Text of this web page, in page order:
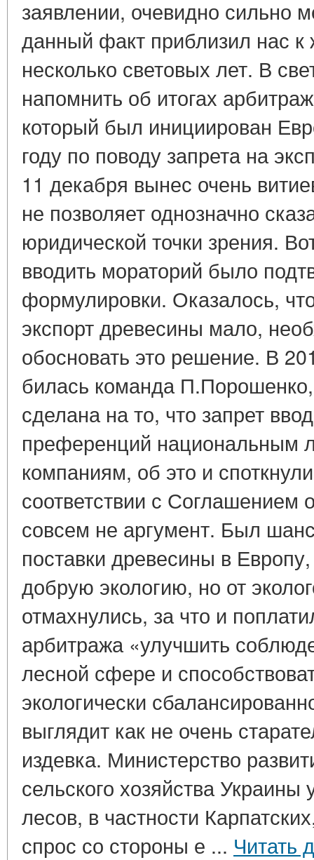
заявлении, очевидно
данный факт приблизил нас
несколько световых лет. В
напомнить об итогах
который был инициирован
году по поводу запрета на
11 декабря вынес очень
не позволяет однозначно
юридической точки зрения.
вводить мораторий было
формулировки. Оказалось,
экспорт древесины мало,
обосновать это решение. В
билась команда
сделана на то, что запрет
преференций национальным
компаниям, об это и
соответствии с Соглашением
совсем не аргумент. Был
поставки древесины в
добрую экологию, но от
отмахнулись, за что и
арбитража «улучшить
лесной сфере и
экологически
выглядит как не очень
издевка. Министерство
сельского хозяйства Украины
лесов, в частности
спрос со стороны е ... Читать